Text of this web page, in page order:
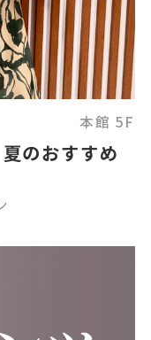
本館 5F
のおすすめ